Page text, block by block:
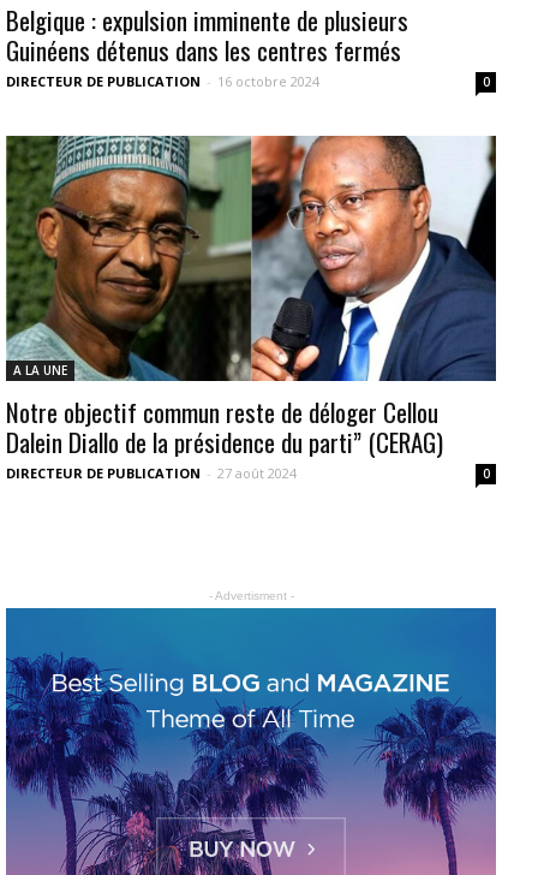
Belgique : expulsion imminente de plusieurs
Guinéens détenus dans les centres fermés
DIRECTEUR DE PUBLICATION - 16 octobre 2024 0
A LA UNE
Notre objectif commun reste de déloger Cellou
Dalein Diallo de la présidence du parti” (CERAG)
DIRECTEUR DE PUBLICATION - 27 août 2024 0
- Advertisment -